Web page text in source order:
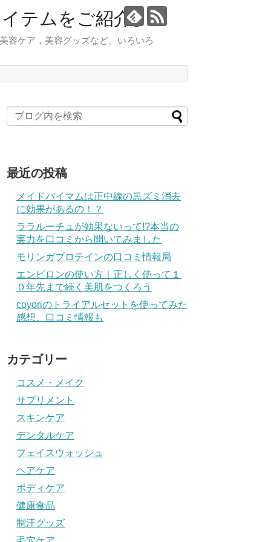
テムをご紹介】
容ケア，美容グッズなど、いろいろ
最近の投稿
メイドバイマムは正中線の黒ズミ消去
に効果があるの！？
ララルーチュが効果ないって!?本当の
実力を口コミから聞いてみました
モリンガプロテインの口コミ情報局
エンビロンの使い方｜正しく使って１
０年先まで続く美肌をつくろう
coyoriのトライアルセットを使ってみた
感想、口コミ情報も
カテゴリー
コスメ・メイク
サプリメント
スキンケア
デンタルケア
フェイスウォッシュ
ヘアケア
ボディケア
健康食品
制汗グッズ